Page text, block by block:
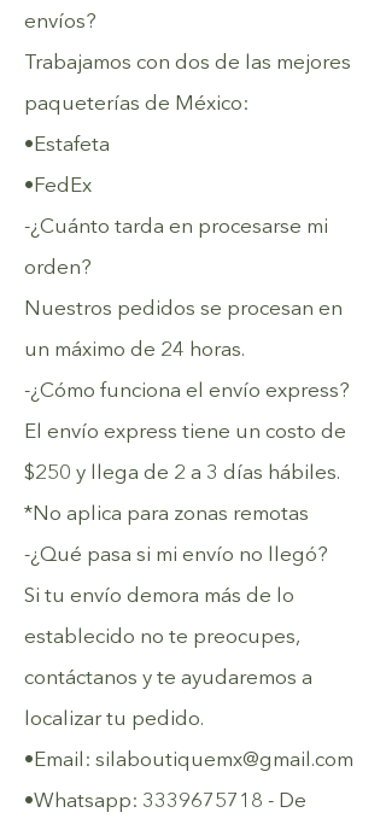
envíos?
Trabajamos con dos de las mejores
paqueterías de México:
•Estafeta
•FedEx
-¿Cuánto tarda en procesarse mi
orden?
Nuestros pedidos se procesan en
un máximo de 24 horas.
-¿Cómo funciona el envío express?
El envío express tiene un costo de
$250 y llega de 2 a 3 días hábiles.
*No aplica para zonas remotas
-¿Qué pasa si mi envío no llegó?
Si tu envío demora más de lo
establecido no te preocupes,
contáctanos y te ayudaremos a
localizar tu pedido.
•Email: silaboutiquemx@gmail.com
•Whatsapp: 3339675718 - De